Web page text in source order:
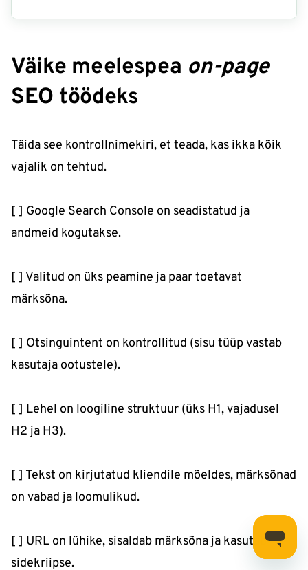
Väike meelespea on-page
SEO töödeks
Täida see kontrollnimekiri, et teada, kas ikka kõik
vajalik on tehtud.
[ ] Google Search Console on seadistatud ja
andmeid kogutakse.
[ ] Valitud on üks peamine ja paar toetavat
märksõna.
[ ] Otsinguintent on kontrollitud (sisu tüüp vastab
kasutaja ootustele).
[ ] Lehel on loogiline struktuur (üks H1, vajadusel
H2 ja H3).
[ ] Tekst on kirjutatud kliendile mõeldes, märksõnad
on vabad ja loomulikud.
[ ] URL on lühike, sisaldab märksõna ja kasutab
sidekriipse.